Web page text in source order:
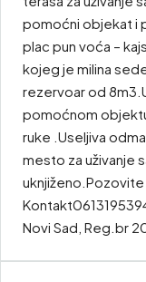
pomoćni objekat i
plac pun voća –
kojeg je milina
rezervoar od
pomoćnom
ruke .Useljiva
mesto za uživanje
uknjiženo.Pozovite
Novi Sad, Reg.br